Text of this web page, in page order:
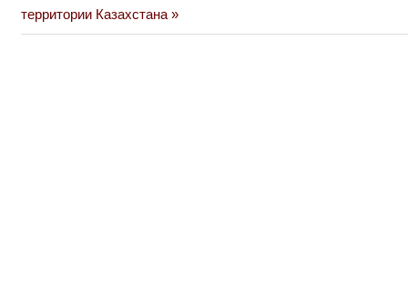
записям
Post:
территории Казахстана